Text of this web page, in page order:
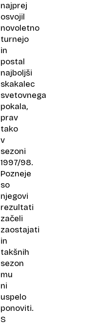
najprej
osvojil
novoletno
turnejo
in
postal
najboljši
skakalec
svetovnega
pokala,
prav
tako
v
sezoni
1997/98.
Pozneje
so
njegovi
rezultati
začeli
zaostajati
in
takšnih
sezon
mu
ni
uspelo
ponoviti.
S